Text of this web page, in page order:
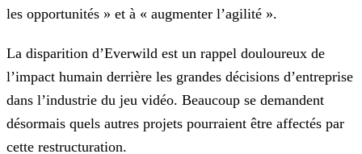
les opportunités » et à « augmenter l’agilité ».
La disparition d’Everwild est un rappel douloureux de
l’impact humain derrière les grandes décisions d’entreprise
dans l’industrie du jeu vidéo. Beaucoup se demandent
désormais quels autres projets pourraient être affectés par
cette restructuration.